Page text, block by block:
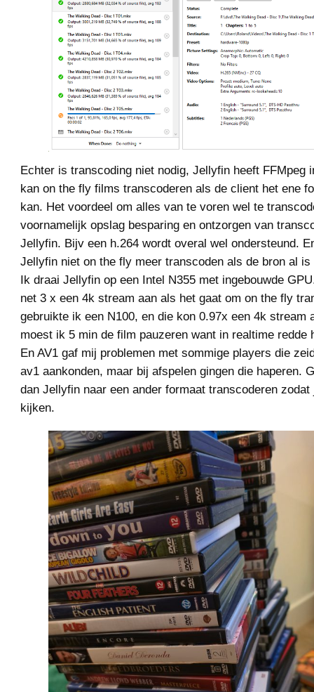
Echter is transcoding niet nodig, Jellyfin heeft FFMpeg
kan on the fly films transcoderen als de client het ene
kan. Het voordeel om alles van te voren wel te
voornamelijk opslag besparing en ontzorgen van
Jellyfin. Bijv een h.264 wordt overal wel ondersteund.
Jellyfin niet on the fly meer transcoden als de bron al is
Ik draai Jellyfin op een Intel N355 met ingebouwde
net 3 x een 4k stream aan als het gaat om on the fly
gebruikte ik een N100, en die kon 0.97x een 4k stream
moest ik 5 min de film pauzeren want in realtime redde
En AV1 gaf mij problemen met sommige players die
av1 aankonden, maar bij afspelen gingen die haperen.
dan Jellyfin naar een ander formaat transcoderen zodat
kijken.